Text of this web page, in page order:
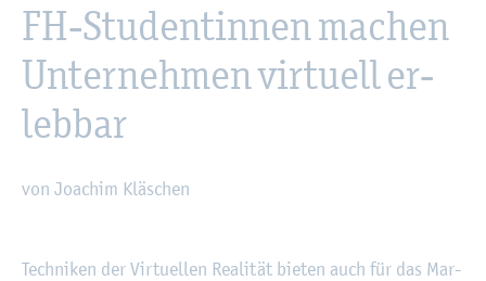
FH-Stu­den­tin­nen ma­chen
Un­ter­neh­men vir­tu­ell er­
leb­bar
von Joa­chim Kläschen
Tech­ni­ken der Vir­tu­el­len Rea­li­tät bie­ten auch für das Mar­
©Fach­hoch­schu­le Kiel